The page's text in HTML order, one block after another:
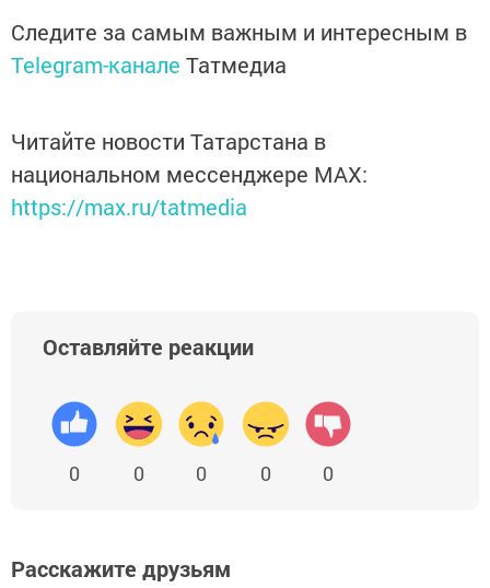
Следите за самым важным и интересным в
Telegram-канале Татмедиа
Читайте новости Татарстана в
национальном мессенджере MАХ:
https://max.ru/tatmedia
Оставляйте реакции
0 0 0 0 0
Расскажите друзьям